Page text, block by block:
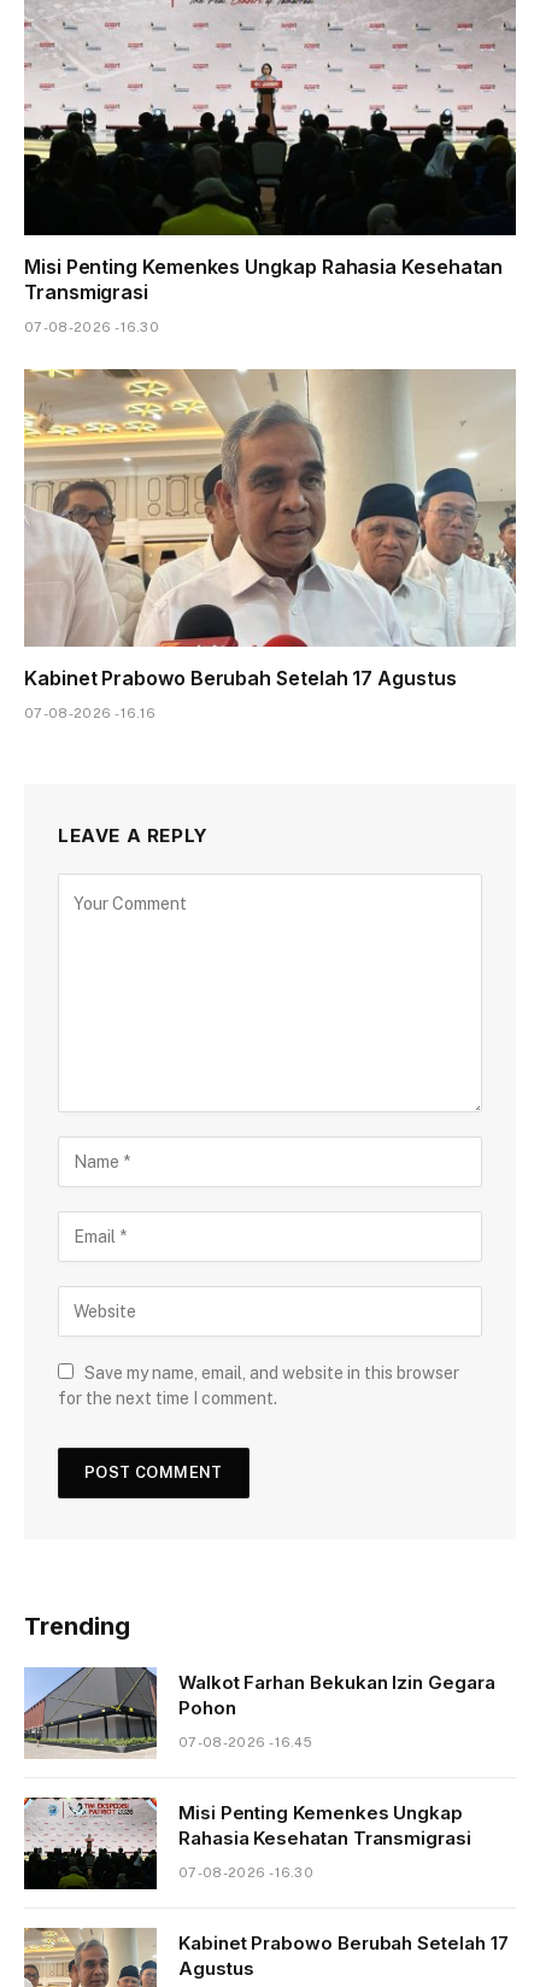
Misi Penting Kemenkes Ungkap Rahasia Kesehatan
Transmigrasi
07-08-2026 - 16.30
Kabinet Prabowo Berubah Setelah 17 Agustus
07-08-2026 - 16.16
LEAVE A REPLY
Save my name, email, and website in this browser
for the next time I comment.
Trending
Walkot Farhan Bekukan Izin Gegara
Pohon
07-08-2026 - 16.45
Misi Penting Kemenkes Ungkap
Rahasia Kesehatan Transmigrasi
07-08-2026 - 16.30
Kabinet Prabowo Berubah Setelah 17
Agustus